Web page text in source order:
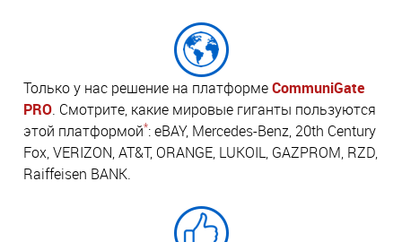
Только у нас решение на платформеCommuniGate
PRO. Смотрите, какие мировые гиганты пользуются
этой платформой*: eBAY, Mercedes-Benz, 20th Century
Fox, VERIZON, AT&T, ORANGE, LUKOIL, GAZPROM, RZD,
Raiffeisen BANK.